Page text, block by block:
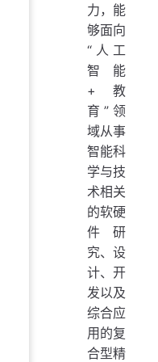
力，能
够面向
“人工
智能
+教
育”领
域从事
智能科
学与技
术相关
的软硬
件研
究、设
计、开
发以及
综合应
用的复
合型精